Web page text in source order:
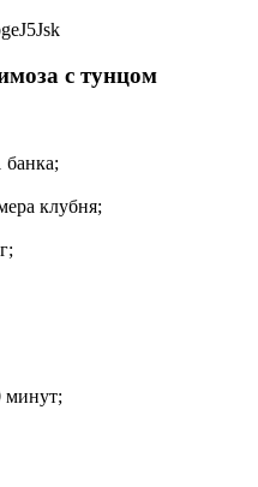
с тунцом
банка;
клубня;
минут;